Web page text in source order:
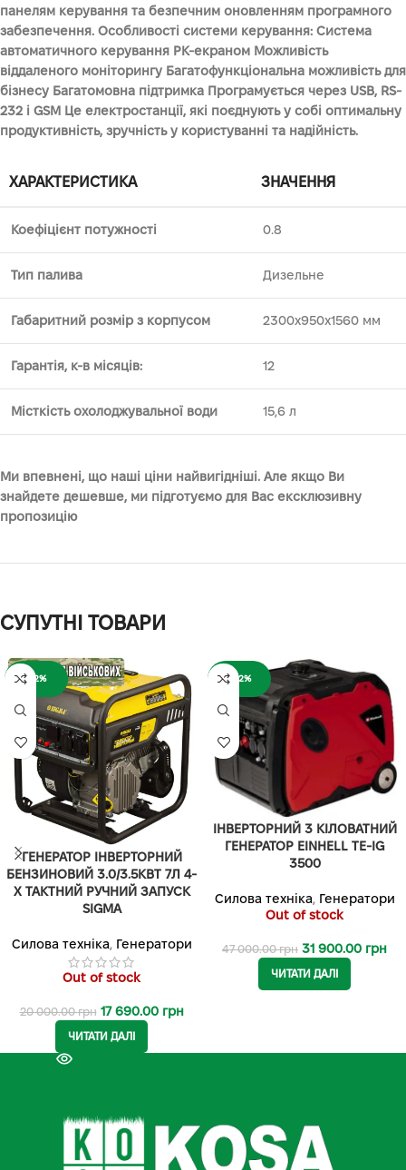
панелям керування та безпечним оновленням програмного
забезпечення. Особливості системи керування: Система
автоматичного керування РК-екраном Можливість
віддаленого моніторингу Багатофункціональна можливість для
бізнесу Багатомовна підтримка Програмується через USB, RS-
232 і GSM Це електростанції, які поєднують у собі оптимальну
продуктивність, зручність у користуванні та надійність.
ХАРАКТЕРИСТИКА ЗНАЧЕННЯ
Коефіцієнт потужності 0.8
Тип палива Дизельне
Габаритний розмір з корпусом 2300x950x1560 мм
Гарантія, к-в місяців: 12
Місткість охолоджувальної води 15,6 л
Ми впевнені, що наші ціни найвигідніші. Але якщо Ви
знайдете дешевше, ми підготуємо для Вас ексклюзивну
пропозицію
СУПУТНІ ТОВАРИ
-12%
ГЕНЕРАТОР ІНВЕРТОРНИЙ
БЕНЗИНОВИЙ 3.0/3.5КВТ 7Л 4-
Х ТАКТНИЙ РУЧНИЙ ЗАПУСК
SIGMA
Силова техніка, Генератори
Out of stock
20 000.00грн 17 690.00 грн
ЧИТАТИ ДАЛІ
-32%
ІНВЕРТОРНИЙ 3 КІЛОВАТНИЙ
ГЕНЕРАТОР EINHELL TE-IG
3500
Силова техніка, Генератори
Out of stock
47 000.00грн 31 900.00 грн
ЧИТАТИ ДАЛІ